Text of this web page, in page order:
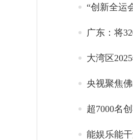
“创新全运
广东：将
大湾区
央视聚焦
超7000名
能娱乐能